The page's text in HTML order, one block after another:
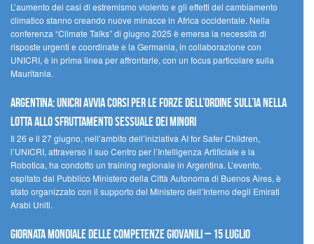
L’aumento dei casi di estremismo violento e gli effetti del cambiamento
climatico stanno creando nuove minacce in Africa occidentale. Nella
conferenza “Climate Talks” di giugno 2025 è emersa la necessità di
risposte urgenti e coordinate e la Germania, in collaborazione con
UNICRI, è in prima linea per affrontarle, con un focus particolare sulla
Mauritania.
Argentina: UNICRI avvia corsi per le forze dell’ordine sull’IA nella
lotta allo sfruttamento sessuale dei minori
Il 26 e il 27 giugno, nell’ambito dell’iniziativa AI for Safer Children,
l’UNICRI, attraverso il suo Centro per l’Intelligenza Artificiale e la
Robotica, ha condotto un training regionale in Argentina. L’evento,
ospitato dal Pubblico Ministero della Città Autonoma di Buenos Aires, è
stato organizzato con il supporto del Ministero dell’Interno degli Emirati
Arabi Uniti.
Giornata Mondiale delle Competenze Giovanili – 15 luglio